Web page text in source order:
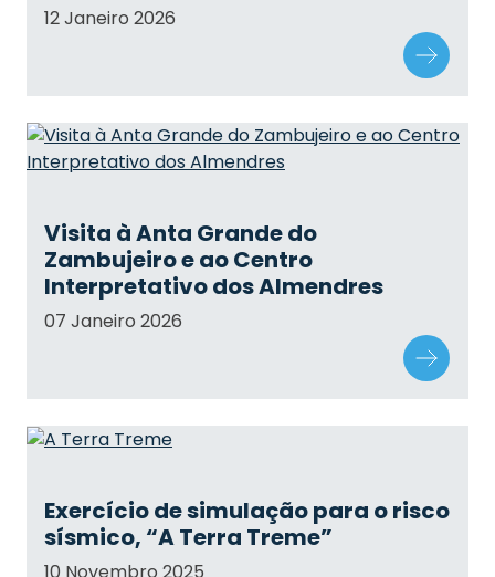
12 Janeiro 2026
Visita à Anta Grande do
Zambujeiro e ao Centro
Interpretativo dos Almendres
07 Janeiro 2026
Exercício de simulação para o risco
sísmico, “A Terra Treme”
10 Novembro 2025